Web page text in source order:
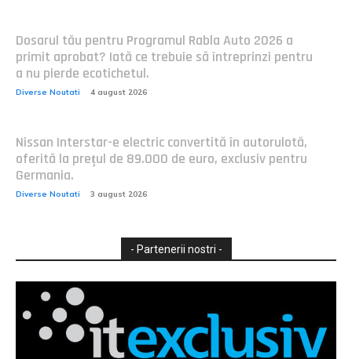
Dosarul tău pentru Programul Rabla Auto 2026 a
primit aprobat? Iată ce trebuie să întreprinzi pentru
a nu pierde ecotichetul.
Diverse Noutati 4 august 2026
Nissan Interstar-e electric convertită în autorulotă,
oferită la prețul de 89.000 de euro, exclusiv pentru
Germania.
Diverse Noutati 3 august 2026
- Partenerii nostri -